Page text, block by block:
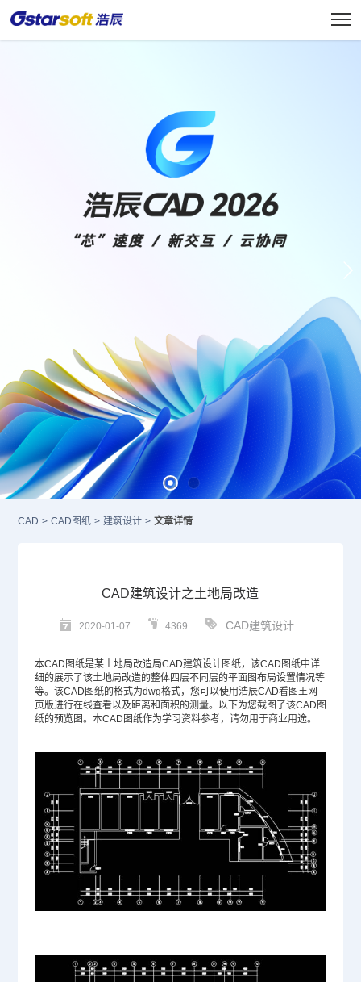
CAD > CAD图纸 > 建筑设计 > 文章详情
CAD建筑设计之土地局改造
2020-01-07 4369 CAD建筑设计
本CAD图纸是某土地局改造局CAD建筑设计图纸，该CAD图纸中详
细的展示了该土地局改造的整体四层不同层的平面图布局设置情况等
等。该CAD图纸的格式为dwg格式，您可以使用浩辰CAD看图王网
页版进行在线查看以及距离和面积的测量。以下为您截图了该CAD图
纸的预览图。本CAD图纸作为学习资料参考，请勿用于商业用途。